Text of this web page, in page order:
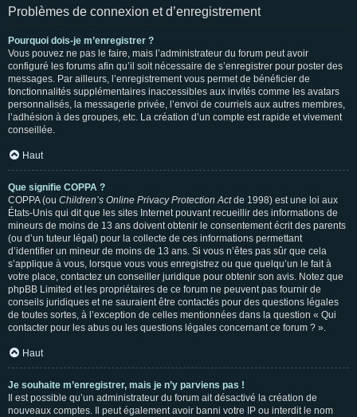
Problèmes de connexion et d’enregistrement
Pourquoi dois-je m’enregistrer ?
Vous pouvez ne pas le faire, mais l’administrateur du forum peut avoir
configuré les forums afin qu’il soit nécessaire de s’enregistrer pour poster des
messages. Par ailleurs, l’enregistrement vous permet de bénéficier de
fonctionnalités supplémentaires inaccessibles aux invités comme les avatars
personnalisés, la messagerie privée, l’envoi de courriels aux autres membres,
l’adhésion à des groupes, etc. La création d’un compte est rapide et vivement
conseillée.
Haut
Que signifie COPPA ?
COPPA (ou Children’s Online Privacy Protection Actde 1998) est une loi aux
États-Unis qui dit que les sites Internet pouvant recueillir des informations de
mineurs de moins de 13 ans doivent obtenir le consentement écrit des parents
(ou d’un tuteur légal) pour la collecte de ces informations permettant
d’identifier un mineur de moins de 13 ans. Si vous n’êtes pas sûr que cela
s’applique à vous, lorsque vous vous enregistrez ou que quelqu’un le fait à
votre place, contactez un conseiller juridique pour obtenir son avis. Notez que
phpBB Limited et les propriétaires de ce forum ne peuvent pas fournir de
conseils juridiques et ne sauraient être contactés pour des questions légales
de toutes sortes, à l’exception de celles mentionnées dans la question « Qui
contacter pour les abus ou les questions légales concernant ce forum ? ».
Haut
Je souhaite m’enregistrer, mais je n’y parviens pas !
Il est possible qu’un administrateur du forum ait désactivé la création de
nouveaux comptes. Il peut également avoir banni votre IP ou interdit le nom